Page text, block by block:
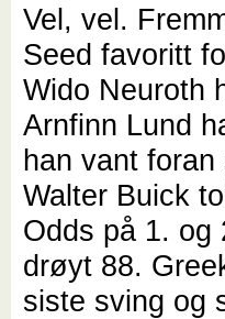
Vel, vel.
Seed favoritt
Wido Neuroth
Arnfinn Lund
han vant
Walter Buick
Odds på 1. og
drøyt 88.
siste sving og